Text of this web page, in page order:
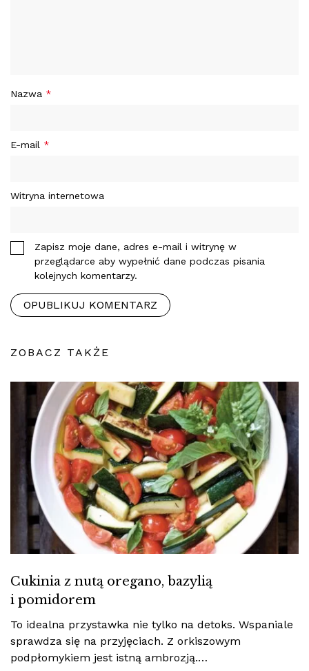
Nazwa *
E-mail *
Witryna internetowa
Zapisz moje dane, adres e-mail i witrynę w
przeglądarce aby wypełnić dane podczas pisania
kolejnych komentarzy.
ZOBACZ TAKŻE
Cukinia z nutą oregano, bazylią
i pomidorem
To idealna przystawka nie tylko na detoks. Wspaniale
sprawdza się na przyjęciach. Z orkiszowym
podpłomykiem jest istną ambrozją.…